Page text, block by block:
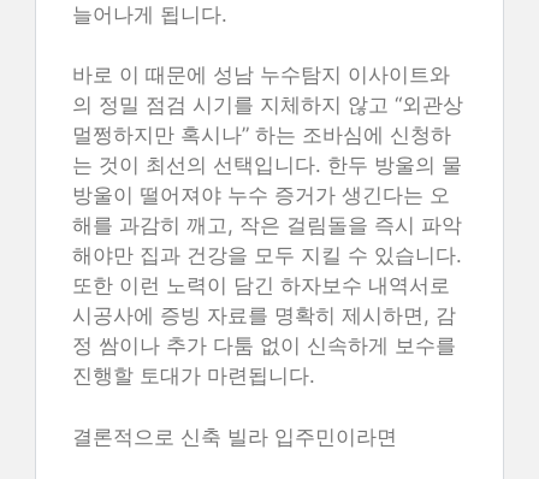
늘어나게 됩니다.
바로 이 때문에 성남 누수탐지 이사이트와
의 정밀 점검 시기를 지체하지 않고 “외관상
멀쩡하지만 혹시나” 하는 조바심에 신청하
는 것이 최선의 선택입니다. 한두 방울의 물
방울이 떨어져야 누수 증거가 생긴다는 오
해를 과감히 깨고, 작은 걸림돌을 즉시 파악
해야만 집과 건강을 모두 지킬 수 있습니다.
또한 이런 노력이 담긴 하자보수 내역서로
시공사에 증빙 자료를 명확히 제시하면, 감
정 쌈이나 추가 다툼 없이 신속하게 보수를
진행할 토대가 마련됩니다.
결론적으로 신축 빌라 입주민이라면